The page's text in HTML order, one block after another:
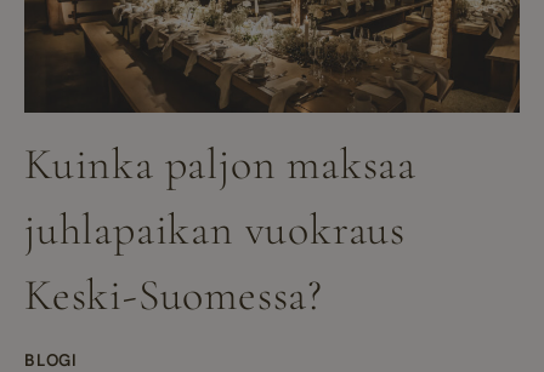
Kuinka paljon maksaa
juhlapaikan vuokraus
Keski-Suomessa?
BLOGI